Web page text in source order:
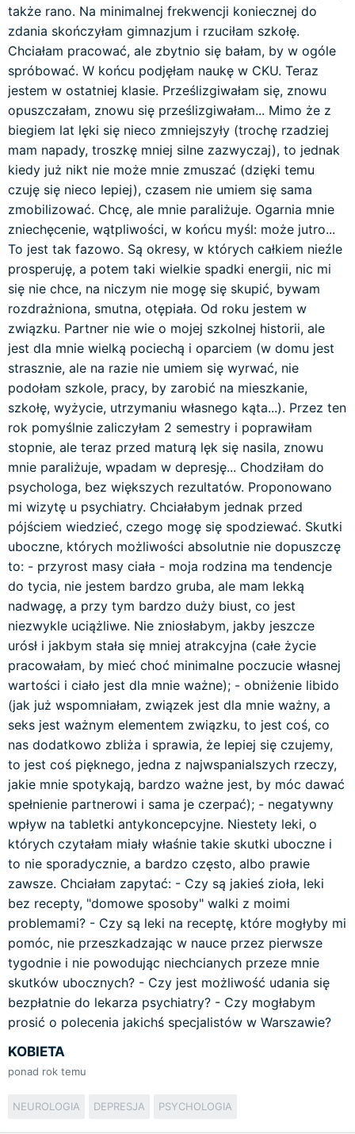
także rano. Na minimalnej frekwencji koniecznej do
zdania skończyłam gimnazjum i rzuciłam szkołę.
Chciałam pracować, ale zbytnio się bałam, by w ogóle
spróbować. W końcu podjęłam naukę w CKU. Teraz
jestem w ostatniej klasie. Prześlizgiwałam się, znowu
opuszczałam, znowu się prześlizgiwałam... Mimo że z
biegiem lat lęki się nieco zmniejszyły (trochę rzadziej
mam napady, troszkę mniej silne zazwyczaj), to jednak
kiedy już nikt nie może mnie zmuszać (dzięki temu
czuję się nieco lepiej), czasem nie umiem się sama
zmobilizować. Chcę, ale mnie paraliżuje. Ogarnia mnie
zniechęcenie, wątpliwości, w końcu myśl: może jutro...
To jest tak fazowo. Są okresy, w których całkiem nieźle
prosperuję, a potem taki wielkie spadki energii, nic mi
się nie chce, na niczym nie mogę się skupić, bywam
rozdrażniona, smutna, otępiała. Od roku jestem w
związku. Partner nie wie o mojej szkolnej historii, ale
jest dla mnie wielką pociechą i oparciem (w domu jest
strasznie, ale na razie nie umiem się wyrwać, nie
podołam szkole, pracy, by zarobić na mieszkanie,
szkołę, wyżycie, utrzymaniu własnego kąta...). Przez ten
rok pomyślnie zaliczyłam 2 semestry i poprawiłam
stopnie, ale teraz przed maturą lęk się nasila, znowu
mnie paraliżuje, wpadam w depresję... Chodziłam do
psychologa, bez większych rezultatów. Proponowano
mi wizytę u psychiatry. Chciałabym jednak przed
pójściem wiedzieć, czego mogę się spodziewać. Skutki
uboczne, których możliwości absolutnie nie dopuszczę
to: - przyrost masy ciała - moja rodzina ma tendencje
do tycia, nie jestem bardzo gruba, ale mam lekką
nadwagę, a przy tym bardzo duży biust, co jest
niezwykle uciążliwe. Nie zniosłabym, jakby jeszcze
urósł i jakbym stała się mniej atrakcyjna (całe życie
pracowałam, by mieć choć minimalne poczucie własnej
wartości i ciało jest dla mnie ważne); - obniżenie libido
(jak już wspomniałam, związek jest dla mnie ważny, a
seks jest ważnym elementem związku, to jest coś, co
nas dodatkowo zbliża i sprawia, że lepiej się czujemy,
to jest coś pięknego, jedna z najwspanialszych rzeczy,
jakie mnie spotykają, bardzo ważne jest, by móc dawać
spełnienie partnerowi i sama je czerpać); - negatywny
wpływ na tabletki antykoncepcyjne. Niestety leki, o
których czytałam miały właśnie takie skutki uboczne i
to nie sporadycznie, a bardzo często, albo prawie
zawsze. Chciałam zapytać: - Czy są jakieś zioła, leki
bez recepty, "domowe sposoby" walki z moimi
problemami? - Czy są leki na receptę, które mogłyby mi
pomóc, nie przeszkadzając w nauce przez pierwsze
tygodnie i nie powodując niechcianych przeze mnie
skutków ubocznych? - Czy jest możliwość udania się
bezpłatnie do lekarza psychiatry? - Czy mogłabym
prosić o polecenia jakichś specjalistów w Warszawie?
KOBIETA
ponad rok temu
NEUROLOGIA DEPRESJA PSYCHOLOGIA